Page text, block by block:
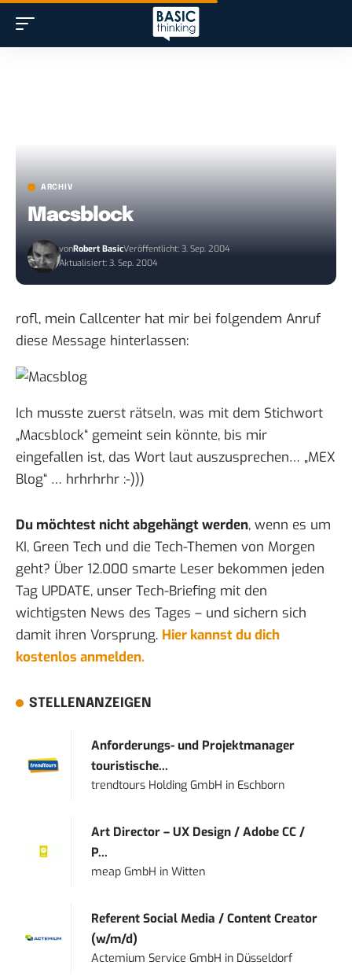
ARCHIV
Macsblock
vonRobert BasicVeröffentlicht: 3. Sep. 2004
Aktualisiert: 3. Sep. 2004
rofl, mein Callcenter hat mir bei folgendem Anruf
diese Message hinterlassen:
Ich musste zuerst rätseln, was mit dem Stichwort
„Macsblock“ gemeint sein könnte, bis mir
eingefallen ist, das Wort laut auszusprechen… „MEX
Blog“ … hrhrhrhr :-)))
Du möchtest nicht abgehängt werden, wenn es um
KI, Green Tech und die Tech-Themen von Morgen
geht? Über 12.000 smarte Leser bekommen jeden
Tag UPDATE, unser Tech-Briefing mit den
wichtigsten News des Tages – und sichern sich
damit ihren Vorsprung. Hier kannst du dich
kostenlos anmelden.
STELLENANZEIGEN
Anforderungs- und Projektmanager
touristische...
trendtours Holding GmbH in Eschborn
Art Director – UX Design / Adobe CC /
P...
meap GmbH inWitten
Referent Social Media / Content Creator
(w/m/d)
Actemium Service GmbH in Düsseldorf